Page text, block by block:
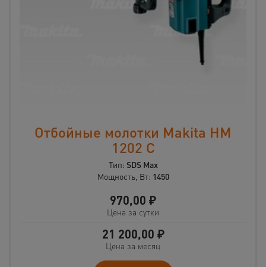
Отбойные молотки Makita HM
1202 C
Тип: SDS Max
Мощность, Вт: 1450
970,00 ₽
Цена за сутки
21 200,00 ₽
Цена за месяц